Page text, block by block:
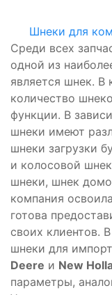
Шнеки для
Среди всех
одной из
является шнек. В
количество
функции. В
шнеки имеют
шнеки загрузки
и колосовой
шнеки, шнек
компания
готова
своих клиентов.
шнеки для
Deere и New
параметры,